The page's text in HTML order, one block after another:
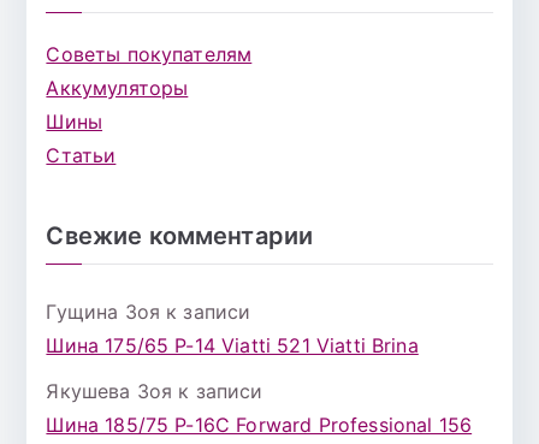
Советы покупателям
Аккумуляторы
Шины
Статьи
Свежие комментарии
Гущина Зоя к записи
Шина 175/65 Р-14 Viatti 521 Viatti Brina
Якушева Зоя к записи
Шина 185/75 Р-16С Forward Professional 156